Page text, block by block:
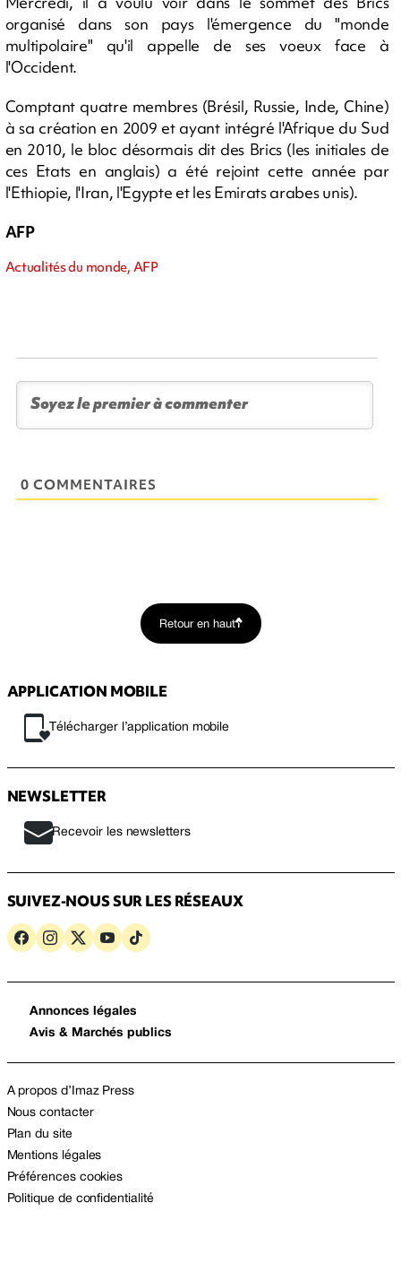
organisé dans son pays l'émergence du "monde
multipolaire" qu'il appelle de ses voeux face à
l'Occident.
Comptant quatre membres (Brésil, Russie, Inde, Chine)
à sa création en 2009 et ayant intégré l'Afrique du Sud
en 2010, le bloc désormais dit des Brics (les initiales de
ces Etats en anglais) a été rejoint cette année par
l'Ethiopie, l'Iran, l'Egypte et les Emirats arabes unis).
AFP
Actualités du monde, AFP
0 COMMENTAIRES
Retour en haut
APPLICATION MOBILE
Télécharger l’application mobile
NEWSLETTER
Recevoir les newsletters
SUIVEZ-NOUS SUR LES RÉSEAUX
Annonces légales
Avis & Marchés publics
A propos d’Imaz Press
Nous contacter
Plan du site
Mentions légales
Préférences cookies
Politique de confidentialité